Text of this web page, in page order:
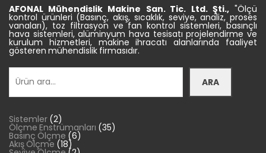
AFONAL Mühendislik Makine San. Tic. Ltd. Şti., "Ölçü
kontrol ürünleri (Basınç, akış, sıcaklık, seviye, analiz, proses
vanaları), toz filtrasyon ve fan kontrol sistemleri, basınçlı
hava sistemleri, alüminyum hava tesisatı projelendirme ve
kurulum hizmetleri, makine ihracatı alanlarında faaliyet
gösteren mühendislik firmasıdır.
Ara
ARA
Sistemler 22
ürün
Ölçme Enstrümanları 3535
ürün
Basınç Ölçme 66
ürün
Akış Ölçme 1818